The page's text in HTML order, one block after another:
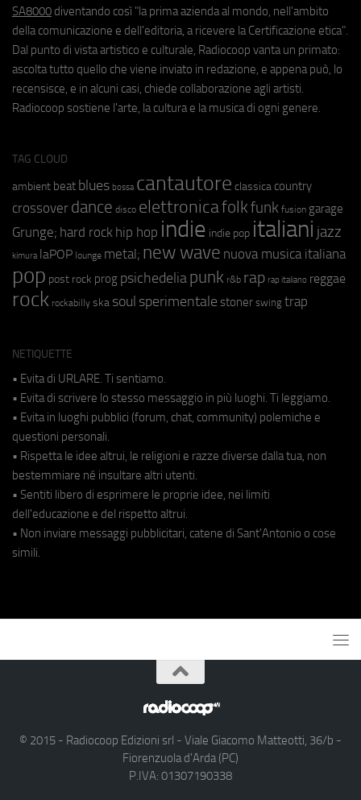
SA8000 diventando così "la prima azienda al mondo, nell'ambito
della comunicazione e dell'editoria, a ricevere la Certificazione etica".
Dal punto di vista artistico e culturale, Radiocoop vanta un primato:
ascolta tutto quello che viene inviato in redazione, e appena può, lo
recensisce, e in alcuni casi, chiede collaborazione agli artisti.
Radiocoop sostiene l'arte, la cultura e la musica di ogni genere.
TAG CLOUD
ambient beat blues bossa cantautore classica country
crossover dance disco elettronicafolkfunk fusion garage
Grunge; hard rock hip hop indie indie pop italiani jazz
kimura laPOP lounge metal; new wave nuova musica italiana
pop post rock prog psichedeliapunk r&b rap rap italiano reggae
rock rockabilly ska soul sperimentale stoner swing trap
NETIQUETTE
• Evita di URLARE. Ti sentiamo.
• Evita di scrivere lo stesso messaggio in più luoghi. Ti leggiamo.
• Evita in luoghi pubblici (forum, chat, community) polemiche e
questioni personali.
• Rispetta le idee altrui, le religioni e razze diverse dalla tua, non
bestemmiare né insultare altri utenti.
• Sentiti libero di esprimere le proprie idee, nei limiti
dell'educazione e del rispetto altrui.
• Non inviare messaggi pubblicitari, catene di Sant'Antonio o cose
simili.
© 2015 - Radiocoop Edizioni srl - Viale Giacomo Matteotti, 36/b -
Fiorenzuola d'Arda (PC)
P.IVA: 01307190338